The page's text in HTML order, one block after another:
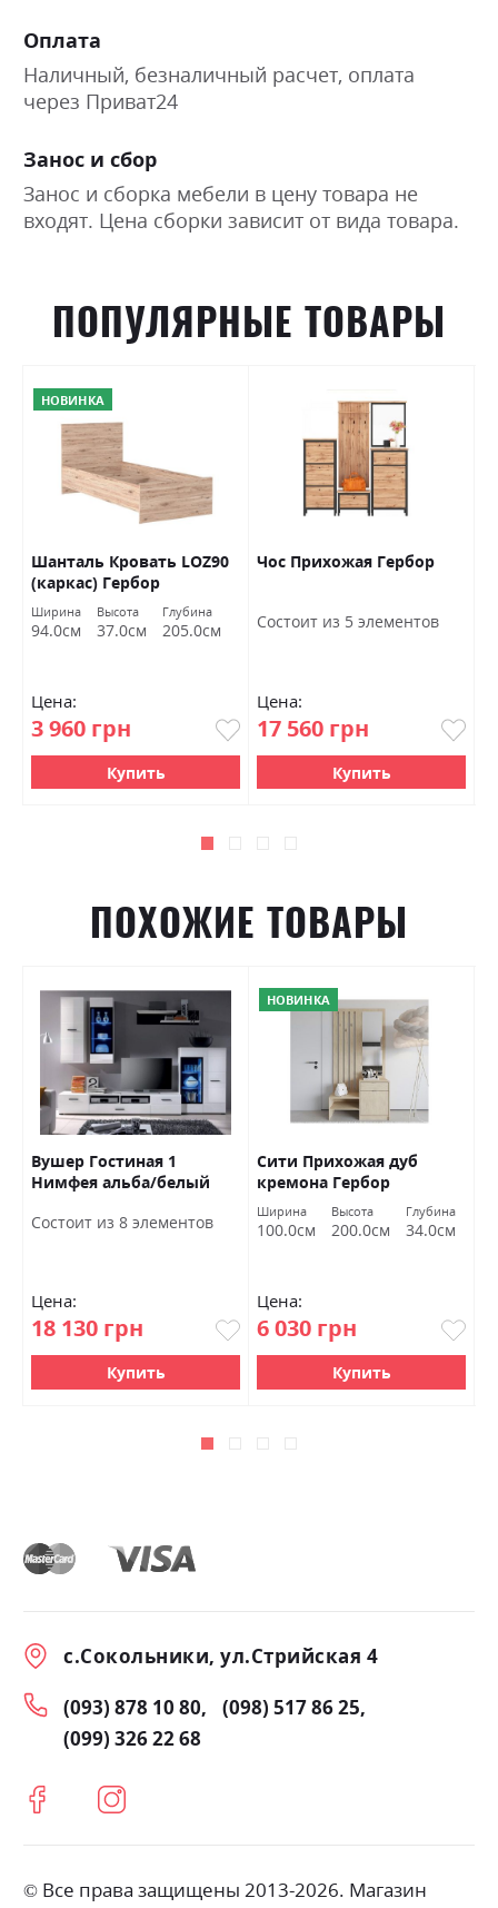
Оплата
Наличный, безналичный расчет, оплата
через Приват24
Занос и сбор
Занос и сборка мебели в цену товара не
входят. Цена сборки зависит от вида товара.
ПОПУЛЯРНЫЕ ТОВАРЫ
НОВИНКА
Шанталь Кровать LOZ90
(каркас) Гербор
Ширина
94.0см
Высота
37.0см
Глубина
205.0см
Цена:
3 960 грн
Купить
Чос Прихожая Гербор
Состоит из 5 элементов
Цена:
17 560 грн
Купить
ПОХОЖИЕ ТОВАРЫ
Вушер Гостиная 1
Нимфея альба/белый
Состоит из 8 элементов
Цена:
18 130 грн
Купить
НОВИНКА
Сити Прихожая дуб
кремона Гербор
Ширина
100.0см
Высота
200.0см
Глубина
34.0см
Цена:
6 030 грн
Купить
с.Сокольники, ул.Стрийская 4
(093) 878 10 80
(098) 517 86 25
(099) 326 22 68
© Все права защищены 2013-2026. Магазин